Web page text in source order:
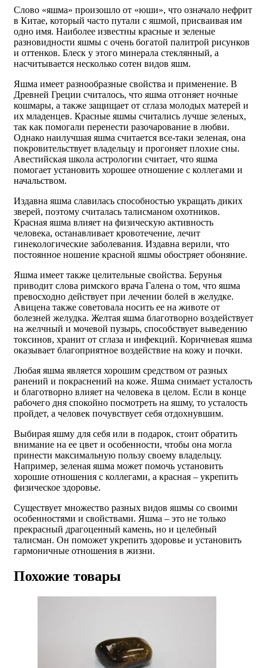
Слово «яшма» произошло от «юши», что означало нефрит
в Китае, который часто путали с яшмой, присваивая им
одно имя. Наиболее известны красные и зеленые
разновидности яшмы с очень богатой палитрой рисунков
и оттенков. Блеск у этого минерала стеклянный, а
насчитывается несколько сотен видов яшм.
Яшма имеет разнообразные свойства и применение. В
Древней Греции считалось, что яшма отгоняет ночные
кошмары, а также защищает от сглаза молодых матерей и
их младенцев. Красные яшмы считались лучше зеленых,
так как помогали перенести разочарование в любви.
Однако наилучшая яшма считается все-таки зеленая, она
покровительствует владельцу и прогоняет плохие сны.
Авестийская школа астрологии считает, что яшма
помогает установить хорошее отношение с коллегами и
начальством.
Издавна яшма славилась способностью укращать диких
зверей, поэтому считалась талисманом охотников.
Красная яшма влияет на физическую активность
человека, останавливает кровотечение, лечит
гинекологические заболевания. Издавна верили, что
постоянное ношение красной яшмы обостряет обоняние.
Яшма имеет также целительные свойства. Берунья
приводит слова римского врача Галена о том, что яшма
превосходно действует при лечении болей в желудке.
Авицена также советовала носить ее на животе от
болезней желудка. Желтая яшма благотворно воздействует
на желчный и мочевой пузырь, способствует выведению
токсинов, хранит от сглаза и инфекций. Коричневая яшма
оказывает благоприятное воздействие на кожу и почки.
Любая яшма является хорошим средством от разных
ранений и покраснений на коже. Яшма снимает усталость
и благотворно влияет на человека в целом. Если в конце
рабочего дня спокойно посмотреть на яшму, то усталость
пройдет, а человек почувствует себя отдохнувшим.
Выбирая яшму для себя или в подарок, стоит обратить
внимание на ее цвет и особенности, чтобы она могла
принести максимальную пользу своему владельцу.
Например, зеленая яшма может помочь установить
хорошие отношения с коллегами, а красная – укрепить
физическое здоровье.
Существует множество разных видов яшмы со своими
особенностями и свойствами. Яшма – это не только
прекрасный драгоценный камень, но и целебный
талисман. Он поможет укрепить здоровье и установить
гармоничные отношения в жизни.
Похожие товары